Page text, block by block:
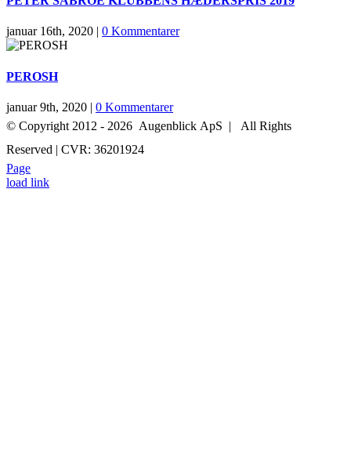
januar 16th, 2020 | 0 Kommentarer
PEROSH
januar 9th, 2020 | 0 Kommentarer
© Copyright 2012 - 2026 Augenblick ApS | All Rights
Reserved | CVR: 36201924
Page
load link